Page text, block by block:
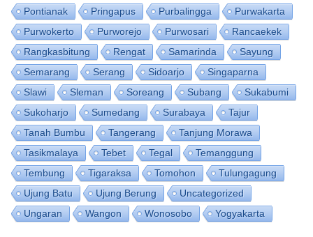
Pontianak
Pringapus Purbalingga
Purwakarta
Purwokerto
Purworejo Purwosari
Rancaekek
Rangkasbitung
Rengat Samarinda
Sayung
Semarang
Serang Sidoarjo
Singaparna
Slawi
Sleman Soreang Subang
Sukabumi
Sukoharjo
Sumedang Surabaya
Tajur
Tanah Bumbu
Tangerang
Tanjung Morawa
Tasikmalaya
Tebet Tegal
Temanggung
Tembung
Tigaraksa Tomohon
Tulungagung
Ujung Batu
Ujung Berung
Uncategorized
Ungaran
Wangon Wonosobo Yogyakarta